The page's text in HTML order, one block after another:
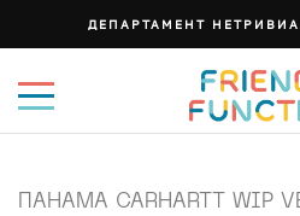
ДЕПАРТАМЕНТ
ПАНАМА CARHARTT WIP